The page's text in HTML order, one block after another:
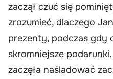
zaczął czuć się
zrozumieć, dlaczego
prezenty, podczas gdy
skromniejsze
zaczęła naśladować